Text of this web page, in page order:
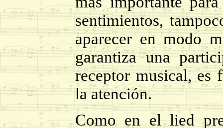
sentimientos,
aparecer en modo
garantiza una
receptor musical, es
la atención.
Como en el lied